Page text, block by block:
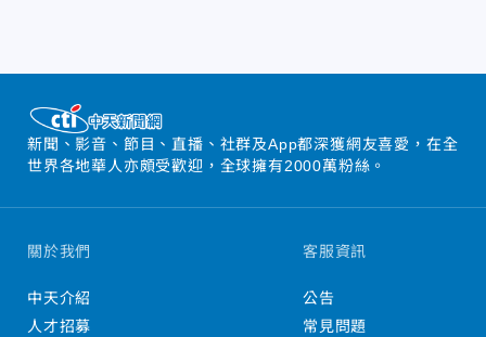
新聞、影音、節目、直播、社群及App都深獲網友喜愛，在全
世界各地華人亦頗受歡迎，全球擁有2000萬粉絲。
關於我們
中天介紹
人才招募
客服資訊
公告
常見問題